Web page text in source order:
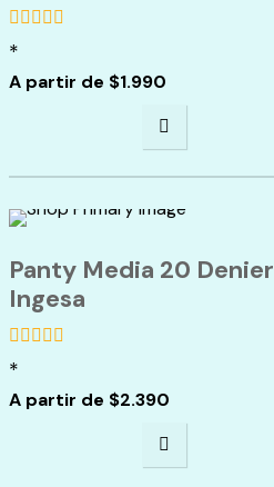
de
5
*
A partir de $1.990
Panty Media 20 Denier
Ingesa
de
5
*
A partir de $2.390